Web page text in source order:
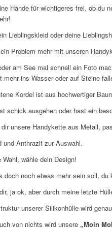
Hände für wichtigeres frei, ob du
Lieblingskleid oder deine
Problem mehr mit unseren
am See mal schnell ein Foto
mehr ins Wasser oder auf Steine
Kordel ist aus hochwertiger
schick ausgehen oder hast ein
unsere Handykette aus Metall,
und Anthrazit zur Auswahl.
Wahl, wähle dein Design!
doch noch etwas mehr sein soll,
ja ok, aber durch meine letzte
unserer Silikonhülle wird
von nichts wird unsere „Moin